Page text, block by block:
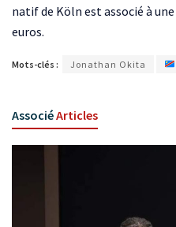
natif de Köln est associé à
euros.
Mots-clés : Jonathan Okita
AssociéArticles